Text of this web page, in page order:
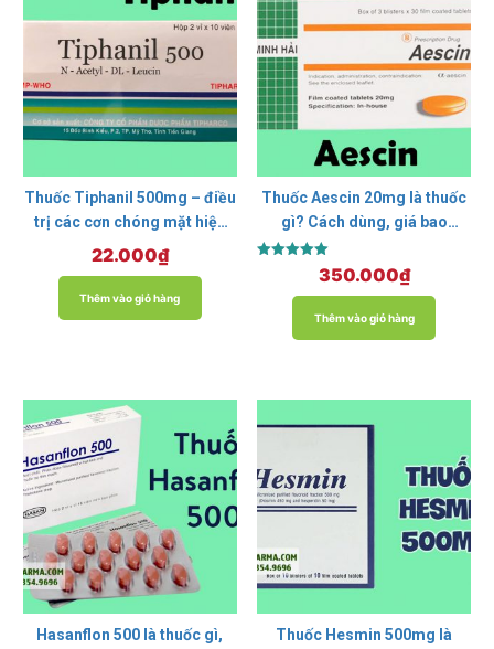
Thuốc Tiphanil 500mg – điều
trị các cơn chóng mặt hiệu
quả
22.000₫
Thêm vào giỏ hàng
Thuốc Aescin 20mg là thuốc
gì? Cách dùng, giá bao
Được xếp
5.00
350.000₫
Thêm vào giỏ hàng
Hasanflon 500 là thuốc gì,
Thuốc Hesmin 500mg là